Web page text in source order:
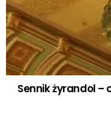
Sennik żyrandol –